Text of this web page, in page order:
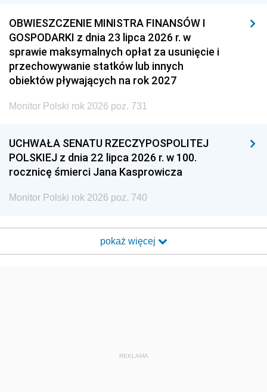
OBWIESZCZENIE MINISTRA FINANSÓW I
GOSPODARKI z dnia 23 lipca 2026 r. w
sprawie maksymalnych opłat za usunięcie i
przechowywanie statków lub innych
obiektów pływających na rok 2027
Monitor Polski rok 2026 poz. 731
UCHWAŁA SENATU RZECZYPOSPOLITEJ
POLSKIEJ z dnia 22 lipca 2026 r. w 100.
rocznicę śmierci Jana Kasprowicza
Monitor Polski rok 2026 poz. 740
pokaż więcej
REKLAMA